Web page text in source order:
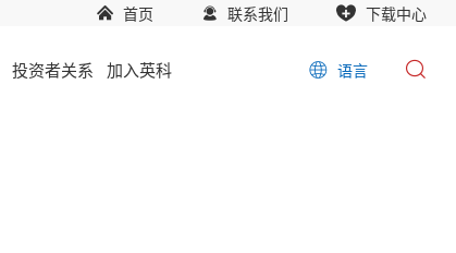
首页 联系我们 下载中心
语言
投资者关系 加入英科